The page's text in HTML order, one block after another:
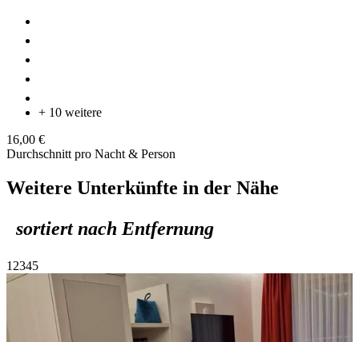
+ 10 weitere
16,00 €
Durchschnitt pro Nacht & Person
Weitere Unterkünfte in der Nähe
sortiert nach Entfernung
1 2345